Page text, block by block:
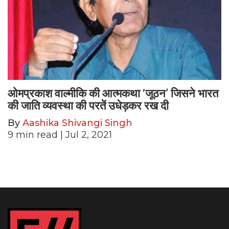
ओमप्रकाश वाल्मीकि की आत्मकथा ‘जूठन’ जिसने भारत
की जाति व्यवस्था की परतें उधेड़कर रख दी
By Aashika Shivangi Singh
9 min read | Jul 2, 2021